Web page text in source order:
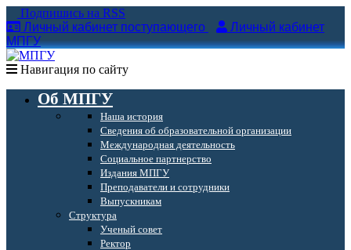
Подпишись на RSS
Личный кабинет поступающего
Личный кабинет
МПГУ
Навигация по сайту
Об МПГУ
Наша история
Сведения об образовательной организации
Международная деятельность
Социальное партнерство
Издания МПГУ
Преподаватели и сотрудники
Выпускникам
Структура
Ученый совет
Ректор